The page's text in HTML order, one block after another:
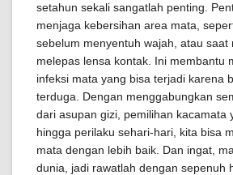
setahun sekali sangatlah penting.
menjaga kebersihan area mata,
sebelum menyentuh wajah, atau saat
melepas lensa kontak. Ini membantu
infeksi mata yang bisa terjadi karena
terduga. Dengan menggabungkan
dari asupan gizi, pemilihan kacamata
hingga perilaku sehari-hari, kita bisa
mata dengan lebih baik. Dan ingat,
dunia, jadi rawatlah dengan sepenuh